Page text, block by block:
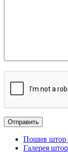
Пошив штор
Галерея штор